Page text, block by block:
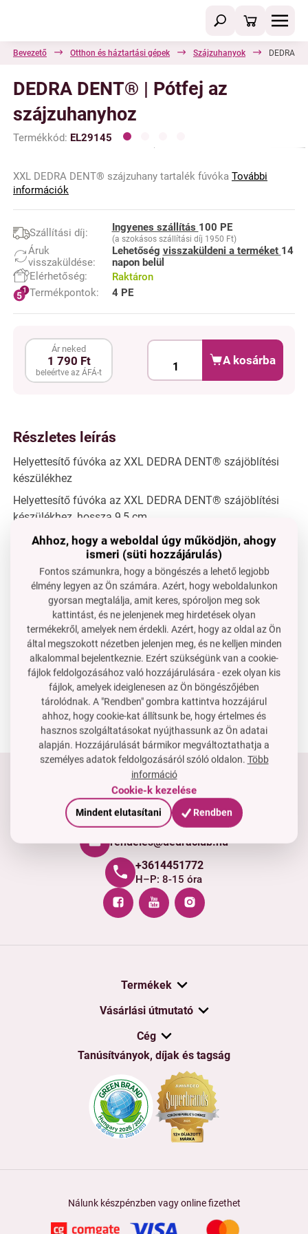
Bevezető Otthon és háztartási gépek Szájzuhanyok DEDRA
DEDRA DENT® | Pótfej az
szájzuhanyhoz
Termékkód: EL29145
XXL DEDRA DENT® szájzuhany tartalék fúvóka További
információk
Szállítási díj: Ingyenes szállítás 100 PE
(a szokásos szállítási díj 1950 Ft)
Áruk
visszaküldése:
Lehetőség visszaküldeni a terméket 14
napon belül
Elérhetőség:
Raktáron
Termékpontok:
4 PE
Ár neked
1 790 Ft
beleértve az ÁFÁ-t
A kosárba
Részletes leírás
Helyettesítő fúvóka az XXL DEDRA DENT® szájöblítési
készülékhez
Helyettesítő fúvóka az XXL DEDRA DENT® szájöblítési
készülékhez, hossza 9,5 cm.
Van kérdése?
Lépjen velünk kapcsolatba
OSSZA MEG:
Tartsd velünk a kapcsolatot
Készséggel állunk rendelkezésedre, ha segítségre van
szükséged.
rendeles@dedraclub.hu
+3614451772
H–P: 8-15 óra
Termékek
Vásárlási útmutató
Cég
Tanúsítványok, díjak és tagság
Nálunk készpénzben vagy online fizethet
Ahhoz, hogy a weboldal úgy működjön, ahogy
ismeri (süti hozzájárulás)
Fontos számunkra, hogy a böngészés a lehető legjobb
élmény legyen az Ön számára. Azért, hogy weboldalunkon
gyorsan megtalálja, amit keres, spóroljon meg sok
kattintást, és ne jelenjenek meg hirdetések olyan
termékekről, amelyek nem érdekli. Azért, hogy az oldal az Ön
által megszokott nézetben jelenjen meg, és ne kelljen minden
alkalommal bejelentkeznie. Ezért szükségünk van a cookie-
fájlok feldolgozásához való hozzájárulására - ezek olyan kis
fájlok, amelyek ideiglenesen az Ön böngészőjében
tárolódnak. A "Rendben" gombra kattintva hozzájárul
ahhoz, hogy cookie-kat állítsunk be, hogy értelmes és
hasznos szolgáltatásokat nyújthassunk az Ön adatai
alapján. Hozzájárulását bármikor megváltoztathatja a
személyes adatok feldolgozásáról szóló oldalon. Több
információ
Cookie-k kezelése
Mindent elutasítani Rendben